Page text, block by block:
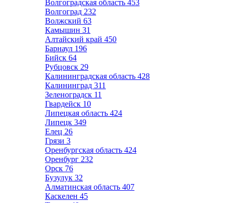
Волгоградская область 453
Волгоград 232
Волжский 63
Камышин 31
Алтайский край 450
Барнаул 196
Бийск 64
Рубцовск 29
Калининградская область 428
Калининград 311
Зеленоградск 11
Гвардейск 10
Липецкая область 424
Липецк 349
Елец 26
Грязи 3
Оренбургская область 424
Оренбург 232
Орск 76
Бузулук 32
Алматинская область 407
Каскелен 45